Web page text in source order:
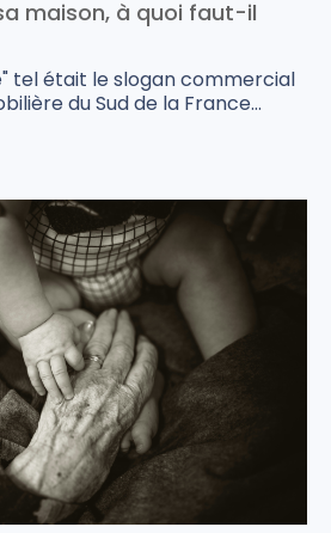
maison, à quoi faut-il
tel était le slogan commercial
du Sud de la France...